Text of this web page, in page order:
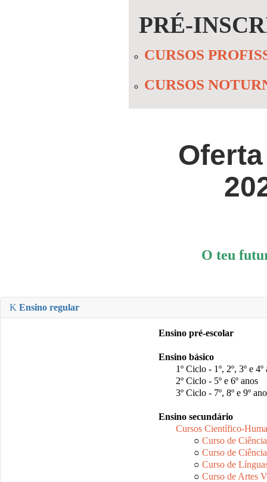
PRÉ-
CURSOS
CURSOS
O teu
Ensino regular
Ensino pré-escolar
Ensino básico
1º Ciclo - 1º, 2º, 3º e 4º
2º Ciclo - 5º e 6º anos
3º Ciclo - 7º, 8º e 9º
Ensino secundário
Cursos Científico-
○ Curso de
○ Curso de
○ Curso de
○ Curso de Artes